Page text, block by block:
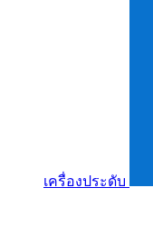
เครื่องประดับ